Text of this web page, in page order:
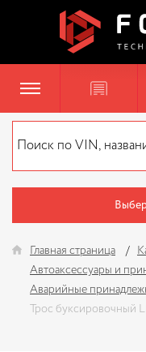
Главная страница
Автоаксессуары и
Аварийные
Трос буксировочный